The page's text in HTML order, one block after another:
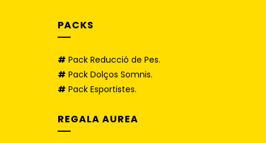
PACKS
# Pack Reducció de Pes.
# Pack Dolços Somnis.
# Pack Esportistes.
REGALA AUREA